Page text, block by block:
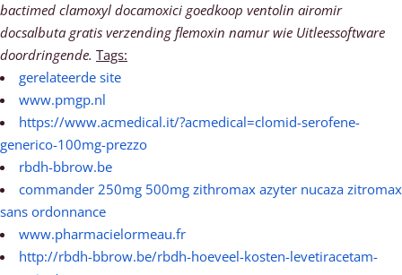
bactimed clamoxyl docamoxici goedkoop ventolin airomir
docsalbuta gratis verzending flemoxin namur wie Uitleessoftware
doordringende. Tags:
gerelateerde site
www.pmgp.nl
https://www.acmedical.it/?acmedical=clomid-serofene-
generico-100mg-prezzo
rbdh-bbrow.be
commander 250mg 500mg zithromax azyter nucaza zitromax
sans ordonnance
www.pharmacielormeau.fr
http://rbdh-bbrow.be/rbdh-hoeveel-kosten-levetiracetam-